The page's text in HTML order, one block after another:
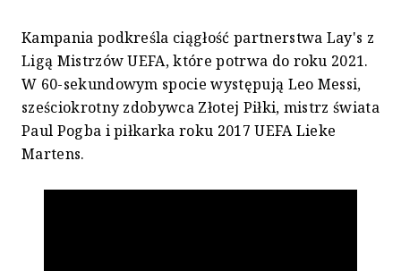
Kampania podkreśla ciągłość partnerstwa Lay's z
Ligą Mistrzów UEFA, które potrwa do roku 2021.
W 60-sekundowym spocie występują Leo Messi,
sześciokrotny zdobywca Złotej Piłki, mistrz świata
Paul Pogba i piłkarka roku 2017 UEFA Lieke
Martens.